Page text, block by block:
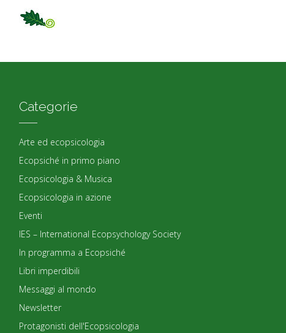
Categorie
Arte ed ecopsicologia
Ecopsiché in primo piano
Ecopsicologia & Musica
Ecopsicologia in azione
Eventi
IES – International Ecopsychology Society
In programma a Ecopsiché
Libri imperdibili
Messaggi al mondo
Newsletter
Protagonisti dell'Ecopsicologia